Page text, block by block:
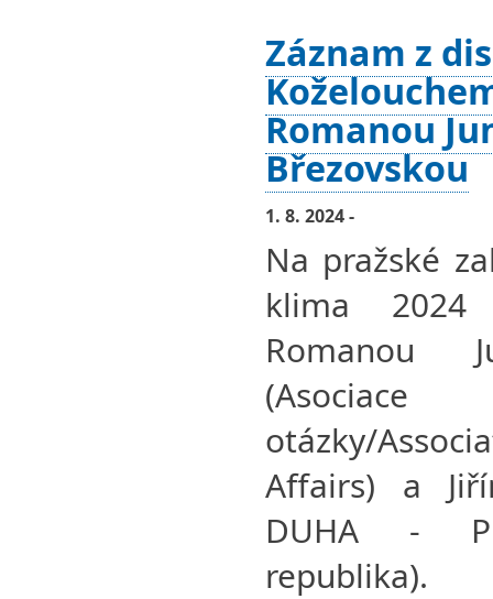
Záznam z
Romanou
Březovskou
1. 8. 2024 -
Na pražské
klima
Romanou
otázky/
Affairs) a
DUHA -
republika).